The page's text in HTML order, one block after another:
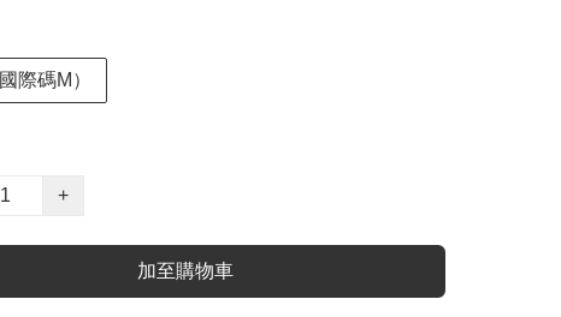
際碼M）
+
加至購物車